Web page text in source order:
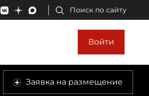
Поиск по сайту
Войти
Заявка на размещение